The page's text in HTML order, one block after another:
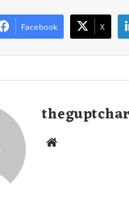
Facebook X
theguptchar